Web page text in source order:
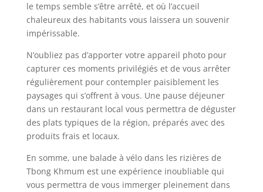
le temps semble s’être arrêté, et où l’accueil
chaleureux des habitants vous laissera un souvenir
impérissable.
N’oubliez pas d’apporter votre appareil photo pour
capturer ces moments privilégiés et de vous arrêter
régulièrement pour contempler paisiblement les
paysages qui s’offrent à vous. Une pause déjeuner
dans un restaurant local vous permettra de déguster
des plats typiques de la région, préparés avec des
produits frais et locaux.
En somme, une balade à vélo dans les rizières de
Tbong Khmum est une expérience inoubliable qui
vous permettra de vous immerger pleinement dans